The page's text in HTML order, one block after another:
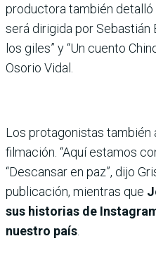
productora también detalló
será dirigida por Sebastián
los giles” y “Un cuento
Osorio Vidal.
Los protagonistas también
filmación. “Aquí estamos
“Descansar en paz”, dijo
publicación, mientras que
sus historias de
nuestro país